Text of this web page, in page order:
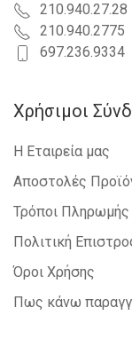
210.940.27.28
210.940.2775
697.236.9334
Χρήσιμοι
Η Εταιρεία μας
Αποστολές
Τρόποι Πληρωμής
Πολιτική
Όροι Χρήσης
Πως κάνω